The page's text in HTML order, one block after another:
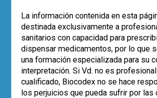
resultar ineficaz, como es el caso
población anciana. ¿Qué papel
jugar los probióticos en este tipo
tratamientos?
Leer más
Adultos,ancianos,estudios,
sistema inmune vacunas
La información contenida en esta
destinada exclusivamente a
sanitarios con capacidad para
dispensar medicamentos, por lo que
una formación especializada para su
interpretación. Si Vd. no es
cualificado, Biocodex no se hace
los perjuicios que pueda sufrir por las